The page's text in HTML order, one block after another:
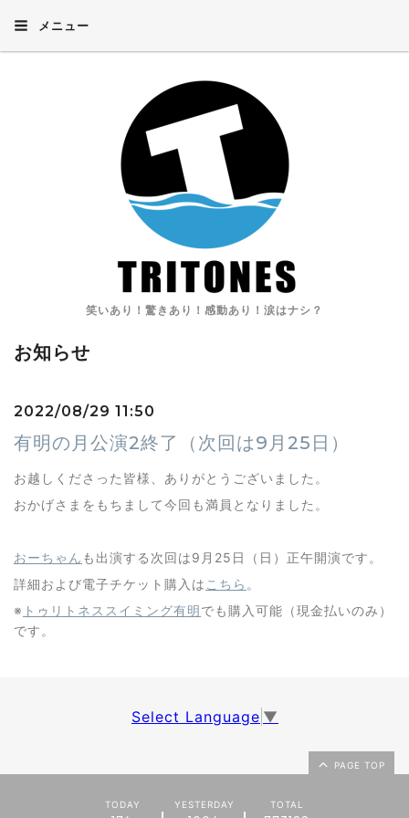
メニュー
笑いあり！驚きあり！感動あり！涙はナシ？
お知らせ
2022/08/29 11:50
有明の月公演2終了（次回は9月25日）
お越しくださった皆様、ありがとうございました。
おかげさまをもちまして今回も満員となりました。
おーちゃん も出演する次回は9月25日（日）正午開演です。
詳細および電子チケット購入は こちら 。
※ トゥリトネススイミング有明でも購入可能（現金払いのみ）
です。
Select Language ▼
PAGE TOP
TODAY YESTERDAY TOTAL